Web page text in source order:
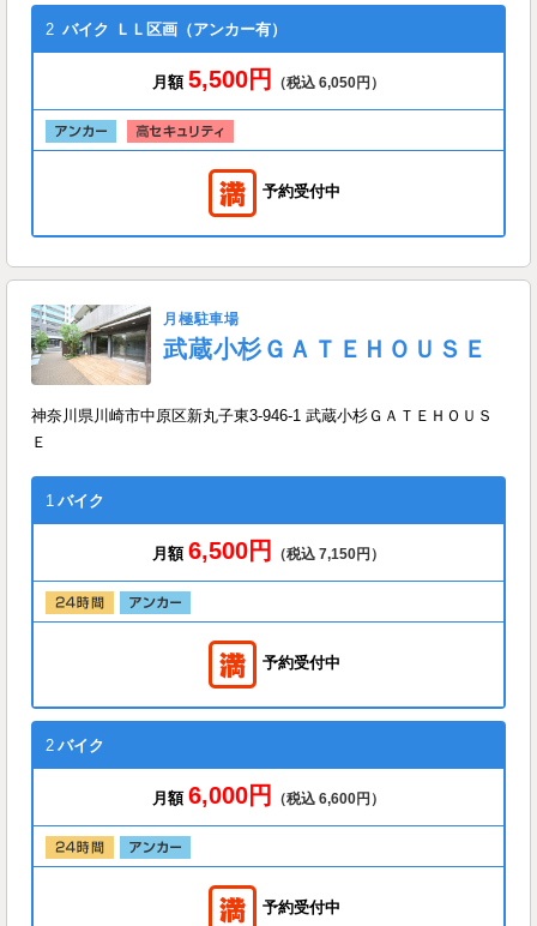
2 バイク ＬＬ区画（アンカー有）
月額 5,500円 （税込 6,050円）
予約受付中
月極駐車場
武蔵小杉ＧＡＴＥＨＯＵＳＥ
神奈川県川崎市中原区新丸子東3-946-1 武蔵小杉ＧＡＴＥＨＯＵＳ
Ｅ
1 バイク
月額 6,500円 （税込 7,150円）
予約受付中
2 バイク
月額 6,000円 （税込 6,600円）
予約受付中